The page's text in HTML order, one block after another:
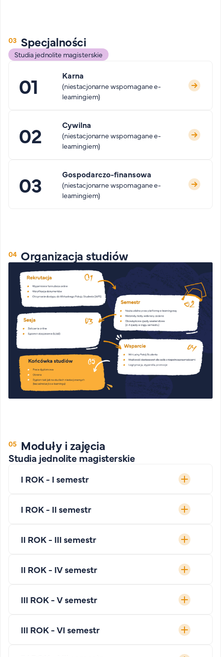
Specjalności
Studia jednolite magisterskie
Karna
(niestacjonarne wspomagane e-
learningiem)
Cywilna
(niestacjonarne wspomagane e-
learningiem)
Gospodarczo-finansowa
(niestacjonarne wspomagane e-
learningiem)
Organizacja studiów
Moduły i zajęcia
Studia jednolite magisterskie
I ROK - I semestr
I ROK - II semestr
II ROK - III semestr
II ROK - IV semestr
III ROK - V semestr
III ROK - VI semestr